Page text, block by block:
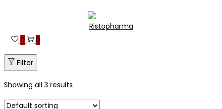
navigation
content
0 0
Filter
Showing all 3 results